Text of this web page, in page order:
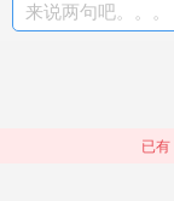
来说两句吧。。。
已有